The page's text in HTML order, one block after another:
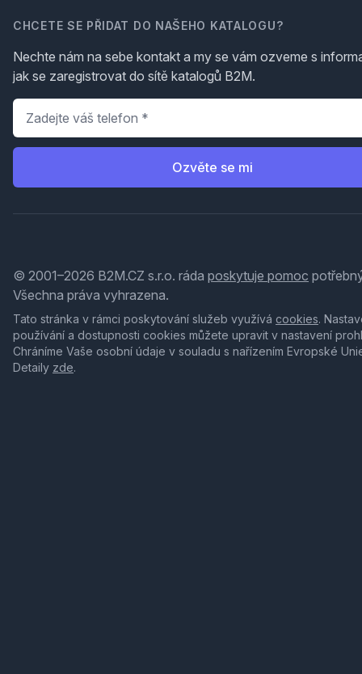
CHCETE SE PŘIDAT DO NAŠEHO KATALOGU?
Nechte nám na sebe kontakt a my se vám ozveme s
jak se zaregistrovat do sítě katalogů B2M.
Telefon
Ozvěte se mi
© 2001–2026 B2M.CZ s.r.o. ráda poskytuje pomoc
Všechna práva vyhrazena.
Tato stránka v rámci poskytování služeb využívá cookies.
používání a dostupnosti cookies můžete upravit v nastavení
Chráníme Vaše osobní údaje v souladu s nařízením Evropské
Detaily zde.